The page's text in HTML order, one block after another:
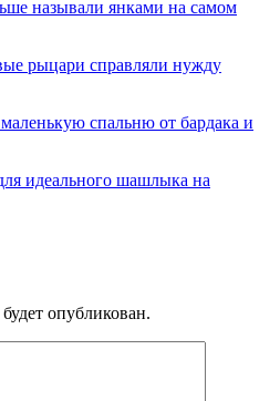
называли янками на самом
рыцари справляли нужду
спальню от бардака и
идеального шашлыка на
опубликован.